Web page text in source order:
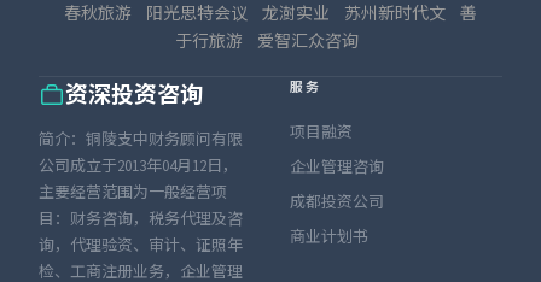
春秋旅游
阳光思特会议 龙澍实业 苏州新时代文 善
于行旅游
爱智汇众咨询
资深投资咨询
简介：铜陵支中财务顾问有限
公司成立于2013年04月12日，
主要经营范围为一般经营项
目：财务咨询，税务代理及咨
询，代理验资、审计、证照年
检、工商注册业务，企业管理
服务
项目融资
企业管理咨询
成都投资公司
商业计划书